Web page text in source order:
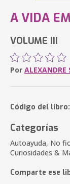
A VIDA
VOLUME III
Por ALEXANDRE
Código del
Categorías
Autoayuda, No
Curiosidades &
Comparte ese